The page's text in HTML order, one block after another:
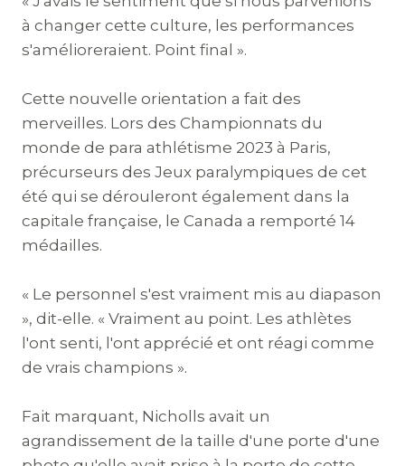
à changer cette culture, les performances
s'amélioreraient. Point final ».
Cette nouvelle orientation a fait des
merveilles. Lors des Championnats du
monde de para athlétisme 2023 à Paris,
précurseurs des Jeux paralympiques de cet
été qui se dérouleront également dans la
capitale française, le Canada a remporté 14
médailles.
« Le personnel s'est vraiment mis au diapason
», dit-elle. « Vraiment au point. Les athlètes
l'ont senti, l'ont apprécié et ont réagi comme
de vrais champions ».
Fait marquant, Nicholls avait un
agrandissement de la taille d'une porte d'une